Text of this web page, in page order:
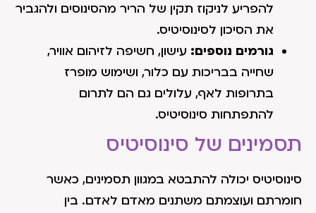
להפריע לניקוז תקין של הריר מהסינוסים ולהגביר
את הסיכון לסינוסיטיס.
גורמים נוספים: עישון, חשיפה לזיהום אוויר,
שחייה בבריכות עם כלור, ושימוש מופרז
בתרופות לאף, עלולים גם הם לתרום
להתפתחות סינוסיטיס.
תסמינים של סינוסיטיס
סינוסיטיס יכולה להתבטא במגוון תסמינים, כאשר
חומרתם ועוצמתם משתנים מאדם לאדם. בין